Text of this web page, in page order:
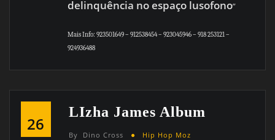
delinquência no espaço lusofono”
Mais Info: 923501649 – 912538454 – 923045946 – 918 253121 –
924936488
26
LIzha James Album
By Dino Cross Hip Hop Moz